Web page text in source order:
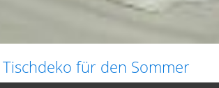
Tischdeko für den Sommer